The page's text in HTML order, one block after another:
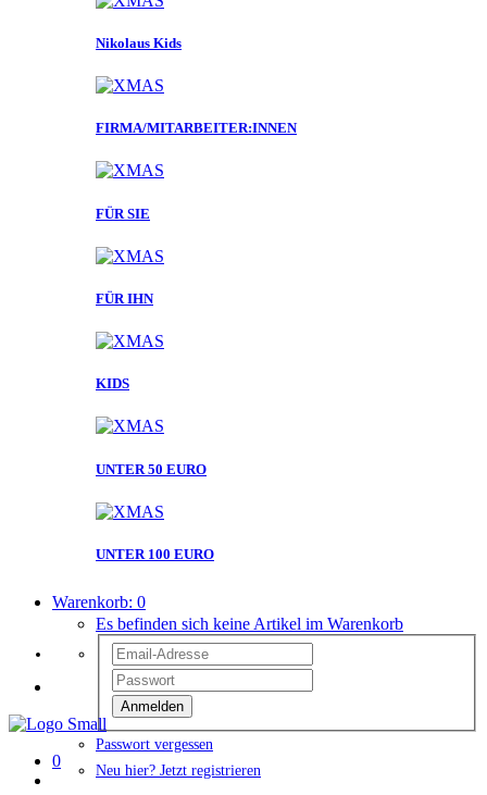
Nikolaus Kids
FIRMA/MITARBEITER:INNEN
FÜR SIE
FÜR IHN
KIDS
UNTER 50 EURO
UNTER 100 EURO
Warenkorb: 0
Es befinden sich keine Artikel im Warenkorb
Anmelden
Passwort vergessen
Neu hier? Jetzt registrieren
0